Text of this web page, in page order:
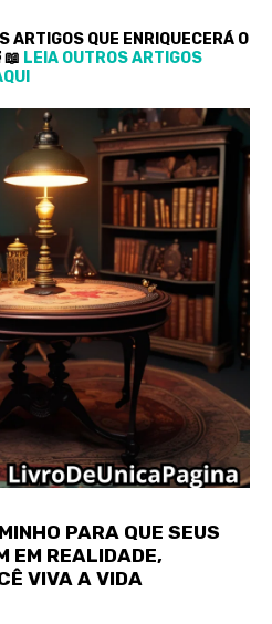
ARTIGOS QUE ENRIQUECERÁ O
LEIA OUTROS ARTIGOS
PARA QUE SEUS
EM REALIDADE,
VIVA A VIDA